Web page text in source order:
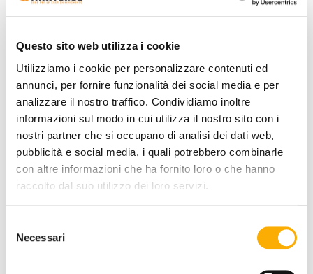
Questo sito web utilizza i cookie
Utilizziamo i cookie per personalizzare contenuti ed
annunci, per fornire funzionalità dei social media e per
analizzare il nostro traffico. Condividiamo inoltre
informazioni sul modo in cui utilizza il nostro sito con i
nostri partner che si occupano di analisi dei dati web,
pubblicità e social media, i quali potrebbero combinarle
con altre informazioni che ha fornito loro o che hanno
raccolto dal suo utilizzo dei loro servizi.
delNecessari
COLOR: